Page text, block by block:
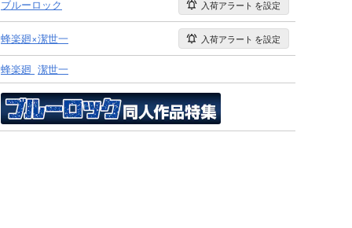
ブルーロック 入荷アラート を設定
蜂楽廻×潔世一 入荷アラート を設定
蜂楽廻 潔世一